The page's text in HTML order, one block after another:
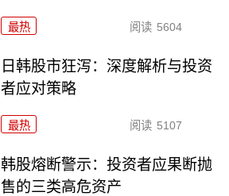
最热 阅读 5604
日韩股市狂泻：深度解析与投资
者应对策略
最热 阅读 5107
韩股熔断警示：投资者应果断抛
售的三类高危资产